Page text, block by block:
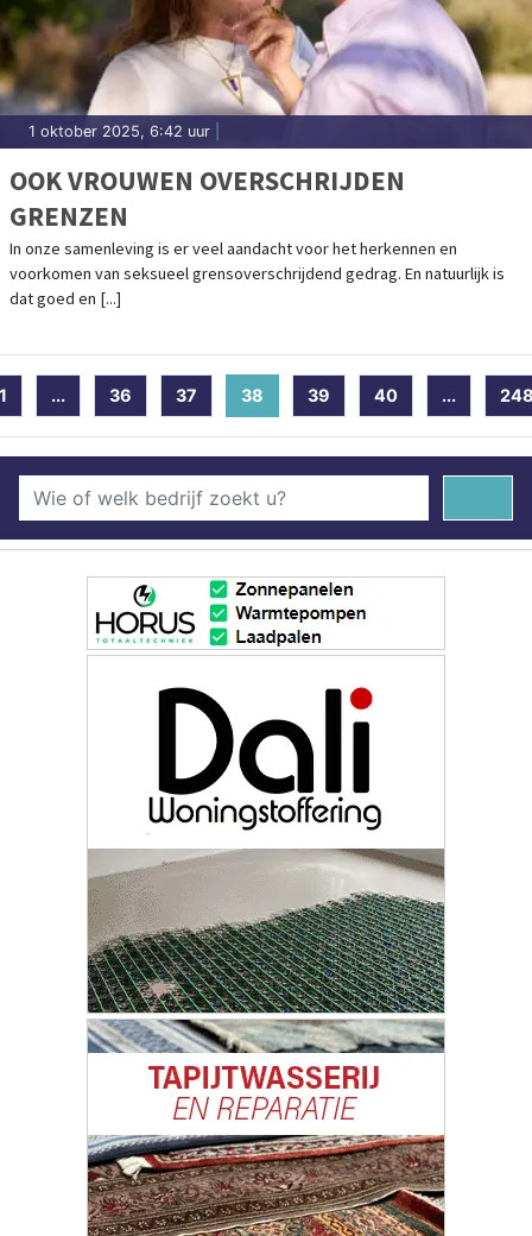
1 oktober 2025, 6:42 uur
OOK VROUWEN OVERSCHRIJDEN
GRENZEN
In onze samenleving is er veel aandacht voor het herkennen en
voorkomen van seksueel grensoverschrijdend gedrag. En natuurlijk is
dat goed en [...]
... 36 37 38 (current)
39 40 ...